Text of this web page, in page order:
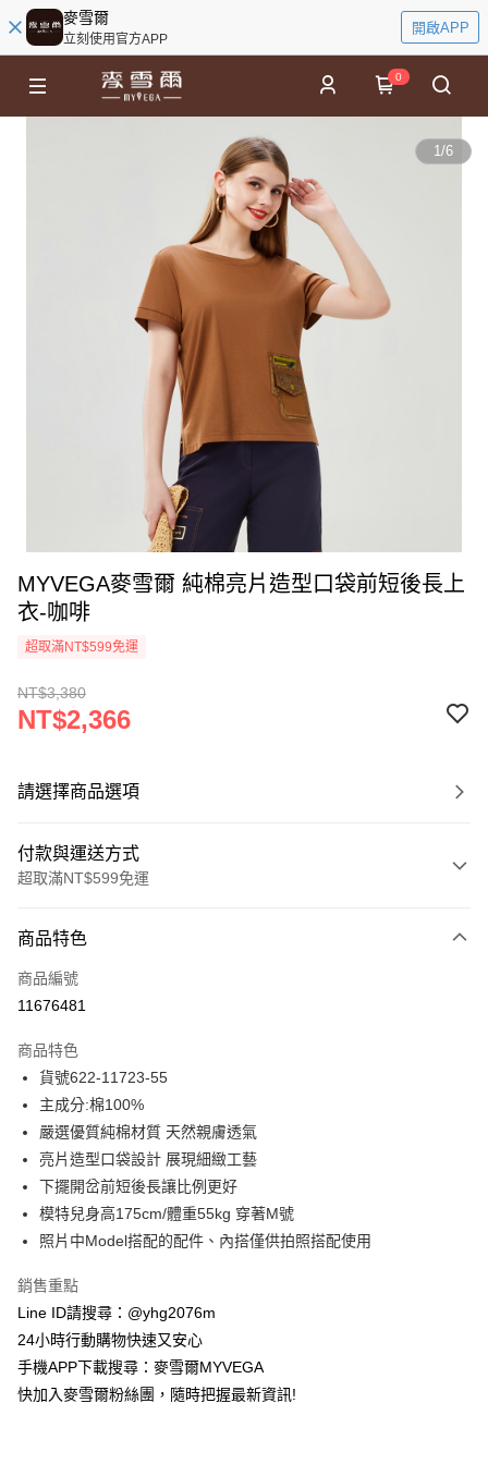
麥雪爾
立刻使用官方APP
開啟APP
0
1/6
MYVEGA麥雪爾 純棉亮片造型口袋前短後長上
衣-咖啡
超取滿NT$599免運
NT$3,380
NT$2,366
請選擇商品選項
付款與運送方式
超取滿NT$599免運
信用卡一次付款
信用卡分期付款
合作金庫商業銀行
華南商業銀行
上海商業儲蓄銀行
國泰世華商業銀行
臺灣中小企業銀行
匯豐（台灣）商業銀行
聯邦商業銀行
元大商業銀行
永豐商業銀行
玉山商業銀行
星展（台灣）商業銀行
台灣樂天信用卡公司
超商取貨付款
LINE Pay
Apple Pay
街口支付
貨到付款
運送方式
全家取貨付款
商品特色
商品編號
11676481
商品特色
貨號622-11723-55
主成分:棉100%
嚴選優質純棉材質 天然親膚透氣
亮片造型口袋設計 展現細緻工藝
下擺開岔前短後長讓比例更好
模特兒身高175cm/體重55kg 穿著M號
照片中Model搭配的配件、內搭僅供拍照搭配使用
銷售重點
Line ID請搜尋：@yhg2076m
24小時行動購物快速又安心
手機APP下載搜尋：麥雪爾MYVEGA
快加入麥雪爾粉絲團，隨時把握最新資訊!